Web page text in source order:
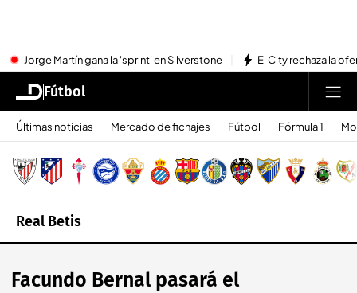
Jorge Martín gana la 'sprint' en Silverstone El City rechaza la
Fútbol
Últimas noticias Mercado de fichajes Fútbol Fórmula 1
Real Betis
Facundo Bernal pasará el